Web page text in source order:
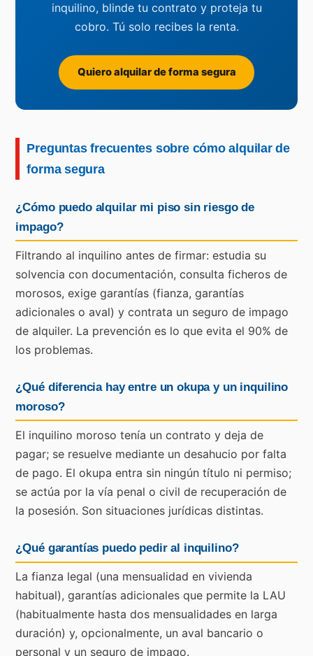
inquilino, blinde tu contrato y proteja tu
cobro. Tú solo recibes la renta.
Quiero alquilar de forma segura
Preguntas frecuentes sobre cómo alquilar de
forma segura
¿Cómo puedo alquilar mi piso sin riesgo de
impago?
Filtrando al inquilino antes de firmar: estudia su
solvencia con documentación, consulta ficheros de
morosos, exige garantías (fianza, garantías
adicionales o aval) y contrata un seguro de impago
de alquiler. La prevención es lo que evita el 90% de
los problemas.
¿Qué diferencia hay entre un okupa y un inquilino
moroso?
El inquilino moroso tenía un contrato y deja de
pagar; se resuelve mediante un desahucio por falta
de pago. El okupa entra sin ningún título ni permiso;
se actúa por la vía penal o civil de recuperación de
la posesión. Son situaciones jurídicas distintas.
¿Qué garantías puedo pedir al inquilino?
La fianza legal (una mensualidad en vivienda
habitual), garantías adicionales que permite la LAU
(habitualmente hasta dos mensualidades en larga
duración) y, opcionalmente, un aval bancario o
personal y un seguro de impago.